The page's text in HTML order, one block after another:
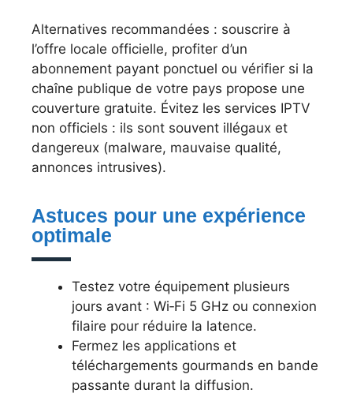
Alternatives recommandées : souscrire à
l’offre locale officielle, profiter d’un
abonnement payant ponctuel ou vérifier si la
chaîne publique de votre pays propose une
couverture gratuite. Évitez les services IPTV
non officiels : ils sont souvent illégaux et
dangereux (malware, mauvaise qualité,
annonces intrusives).
Astuces pour une expérience
optimale
Testez votre équipement plusieurs
jours avant : Wi‑Fi 5 GHz ou connexion
filaire pour réduire la latence.
Fermez les applications et
téléchargements gourmands en bande
passante durant la diffusion.